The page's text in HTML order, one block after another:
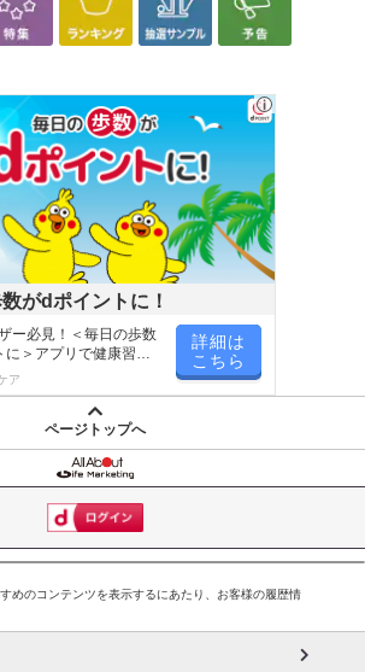
がdポイントに！
ー必見！＜毎日の歩数
＞アプリで健康習慣
ア
詳細は
こちら
ページトップへ
めのコンテンツを表示するにあたり、お客様の履歴情